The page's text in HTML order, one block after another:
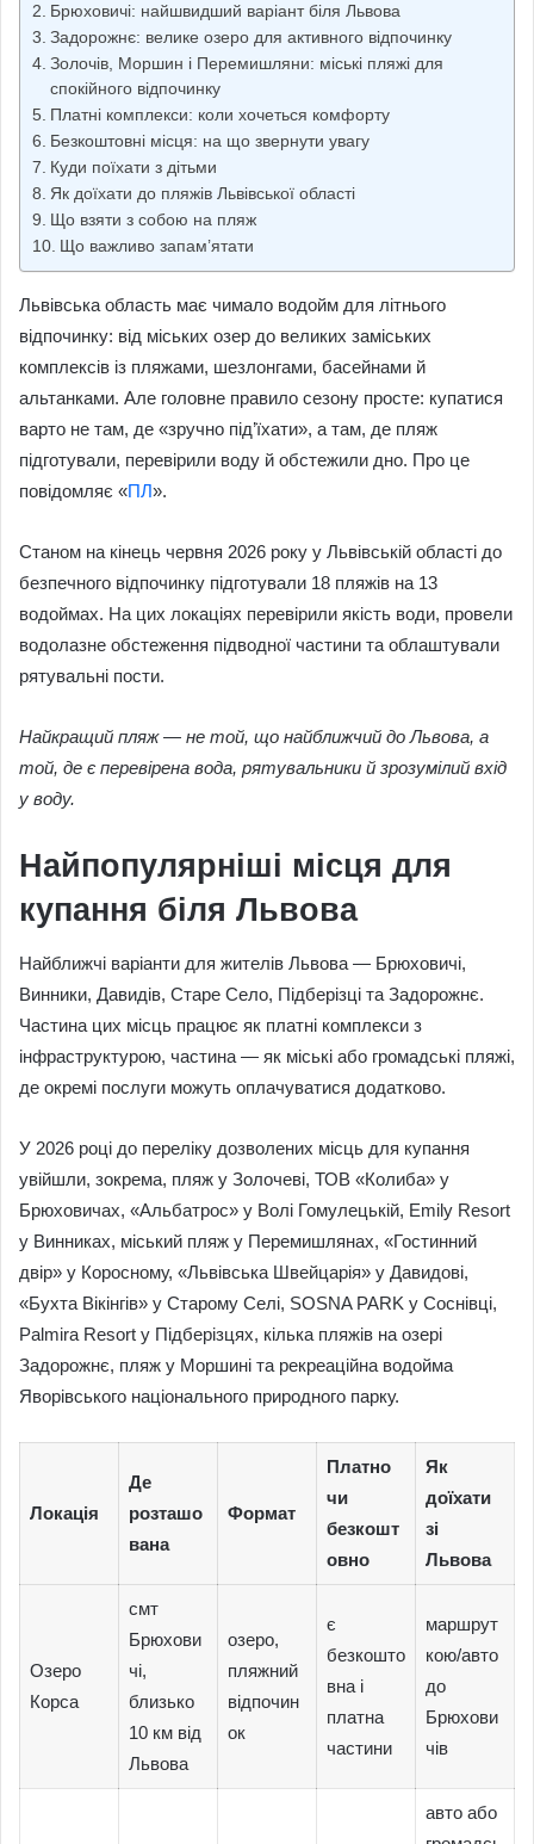
Брюховичі: найшвидший варіант біля Львова
Задорожнє: велике озеро для активного відпочинку
Золочів, Моршин і Перемишляни: міські пляжі для
спокійного відпочинку
Платні комплекси: коли хочеться комфорту
Безкоштовні місця: на що звернути увагу
Куди поїхати з дітьми
Як доїхати до пляжів Львівської області
Що взяти з собою на пляж
Що важливо запам’ятати
Львівська область має чимало водойм для літнього
відпочинку: від міських озер до великих заміських
комплексів із пляжами, шезлонгами, басейнами й
альтанками. Але головне правило сезону просте: купатися
варто не там, де «зручно під’їхати», а там, де пляж
підготували, перевірили воду й обстежили дно. Про це
повідомляє «ПЛ».
Станом на кінець червня 2026 року у Львівській області до
безпечного відпочинку підготували 18 пляжів на 13
водоймах. На цих локаціях перевірили якість води, провели
водолазне обстеження підводної частини та облаштували
рятувальні пости.
Найкращий пляж — не той, що найближчий до Львова, а
той, де є перевірена вода, рятувальники й зрозумілий вхід
у воду.
Найпопулярніші місця для
купання біля Львова
Найближчі варіанти для жителів Львова — Брюховичі,
Винники, Давидів, Старе Село, Підберізці та Задорожнє.
Частина цих місць працює як платні комплекси з
інфраструктурою, частина — як міські або громадські пляжі,
де окремі послуги можуть оплачуватися додатково.
У 2026 році до переліку дозволених місць для купання
увійшли, зокрема, пляж у Золочеві, ТОВ «Колиба» у
Брюховичах, «Альбатрос» у Волі Гомулецькій, Emily Resort
у Винниках, міський пляж у Перемишлянах, «Гостинний
двір» у Коросному, «Львівська Швейцарія» у Давидові,
«Бухта Вікінгів» у Старому Селі, SOSNA PARK у Соснівці,
Palmira Resort у Підберізцях, кілька пляжів на озері
Задорожнє, пляж у Моршині та рекреаційна водойма
Яворівського національного природного парку.
Локація
Де
розташо
вана
Формат
Платно
чи
безкошт
овно
Як
доїхати
зі
Львова
Озеро
Корса
смт
Брюхови
чі,
близько
10 км від
Львова
озеро,
пляжний
відпочин
ок
є
безкошто
вна і
платна
частини
маршрут
кою/авто
до
Брюхови
чів
авто або